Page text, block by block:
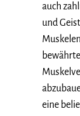
auch
und
eine